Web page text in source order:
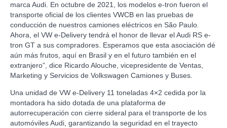
marca Audi. En octubre de 2021, los modelos e-tron fueron el
transporte oficial de los clientes VWCB en las pruebas de
conducción de nuestros camiones eléctricos en São Paulo.
Ahora, el VW e-Delivery tendrá el honor de llevar el Audi RS e-
tron GT a sus compradores. Esperamos que esta asociación dé
aún más frutos, aquí en Brasil y en el futuro también en el
extranjero”, dice Ricardo Alouche, vicepresidente de Ventas,
Marketing y Servicios de Volkswagen Camiones y Buses.
Una unidad de VW e-Delivery 11 toneladas 4×2 cedida por la
montadora ha sido dotada de una plataforma de
autorrecuperación con cierre sideral para el transporte de los
automóviles Audi, garantizando la seguridad en el trayecto